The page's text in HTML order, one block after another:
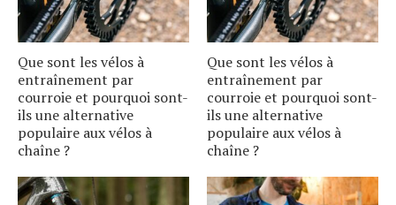
Que sont les vélos à
entraînement par
courroie et pourquoi sont-
ils une alternative
populaire aux vélos à
chaîne ?
Que sont les vélos à
entraînement par
courroie et pourquoi sont-
ils une alternative
populaire aux vélos à
chaîne ?